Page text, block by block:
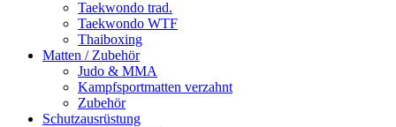
Taekwondo trad.
Taekwondo WTF
Thaiboxing
Matten / Zubehör
Judo & MMA
Kampfsportmatten verzahnt
Zubehör
Schutzausrüstung